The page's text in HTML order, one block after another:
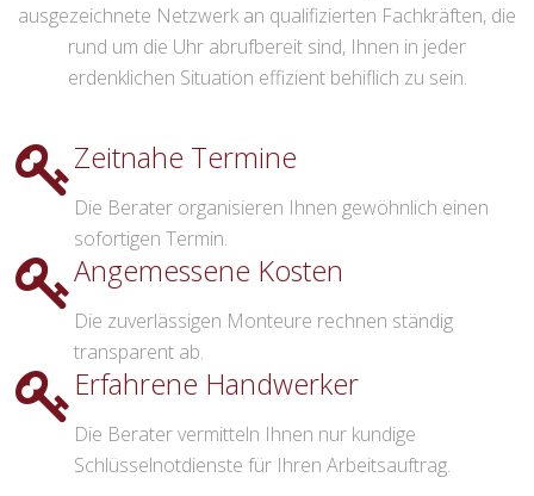
ausgezeichnete Netzwerk an qualifizierten Fachkräften, die
rund um die Uhr abrufbereit sind, Ihnen in jeder
erdenklichen Situation effizient behiflich zu sein.
Zeitnahe Termine
Die Berater organisieren Ihnen gewöhnlich einen
sofortigen Termin.
Angemessene Kosten
Die zuverlässigen Monteure rechnen ständig
transparent ab.
Erfahrene Handwerker
Die Berater vermitteln Ihnen nur kundige
Schlüsselnotdienste für Ihren Arbeitsauftrag.